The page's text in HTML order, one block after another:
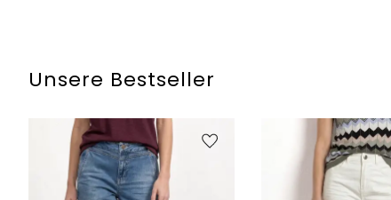
Unsere Bestseller